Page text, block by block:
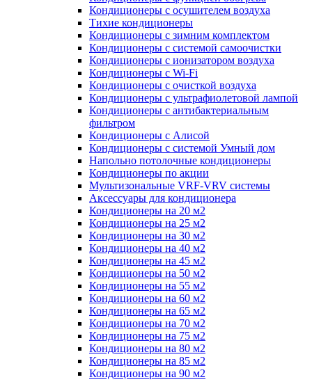
Кондиционеры с осушителем воздуха
Тихие кондиционеры
Кондиционеры с зимним комплектом
Кондиционеры с системой самоочистки
Кондиционеры с ионизатором воздуха
Кондиционеры с Wi-Fi
Кондиционеры с очисткой воздуха
Кондиционеры с ультрафиолетовой лампой
Кондиционеры с антибактериальным
фильтром
Кондиционеры с Алисой
Кондиционеры с системой Умный дом
Напольно потолочные кондиционеры
Кондиционеры по акции
Мультизональные VRF-VRV системы
Аксессуары для кондиционера
Кондиционеры на 20 м2
Кондиционеры на 25 м2
Кондиционеры на 30 м2
Кондиционеры на 40 м2
Кондиционеры на 45 м2
Кондиционеры на 50 м2
Кондиционеры на 55 м2
Кондиционеры на 60 м2
Кондиционеры на 65 м2
Кондиционеры на 70 м2
Кондиционеры на 75 м2
Кондиционеры на 80 м2
Кондиционеры на 85 м2
Кондиционеры на 90 м2